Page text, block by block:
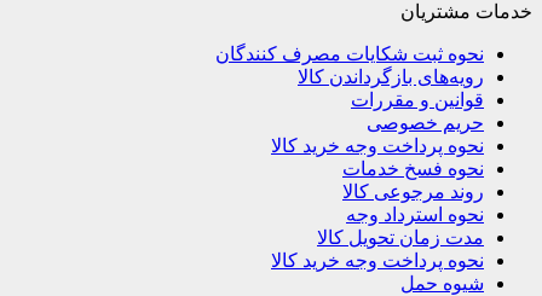
خدمات مشتریان
نحوه ثبت شکایات مصرف کنندگان
رویه‌های بازگرداندن کالا
قوانین و مقررات
حریم خصوصی
نحوه پرداخت وجه خرید کالا
نحوه فسخ خدمات
روند مرجوعی کالا
نحوه استرداد وجه
مدت زمان تحویل کالا
نحوه پرداخت وجه خرید کالا
شیوه حمل